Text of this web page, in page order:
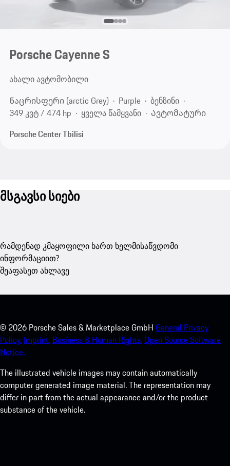
Porsche Cayenne S
ახალი ავტომობილი
Ნაცრისფერი (arctic Grey)
Purple
ბენზინი
349 კვტ / 474 hp
ყველა წამყვანი
Ავტომატური
Porsche Center Tbilisi
მსგავსი სიები
რამდენად კმაყოფილი ხართ ხელმისაწვდომი
ინფორმაციით?
შეაფასეთ ახლავე
© 2026 Porsche Sales & Marketplace GmbH General Privacy
Policy. Imprint. Business & Human Rights.Open Source Software
Notice.
The illustrated vehicle images may contain automatically
computer generated image material. The representation may
differ in part from the actual appearance and/or the product
substance of the vehicle.